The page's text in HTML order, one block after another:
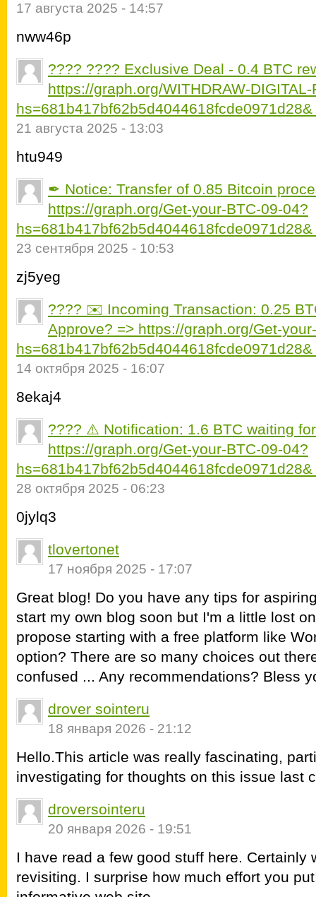
17 августа 2025 - 14:57
nww46p
???? ???? Exclusive Deal - 0.4 BTC
https://graph.org/WITHDRAW-
21 августа 2025 - 13:03
htu949
✒ Notice: Transfer of 0.85 Bitcoin
https://graph.org/Get-your-BTC-09-04?
23 сентября 2025 - 10:53
zj5yeg
???? ✉️ Incoming Transaction: 0.25
Approve? => https://graph.org/Get-
14 октября 2025 - 16:07
8ekaj4
???? ⚠️ Notification: 1.6 BTC waiting
https://graph.org/Get-your-BTC-09-04?
28 октября 2025 - 06:23
0jylq3
tlovertonet
17 ноября 2025 - 17:07
Great blog! Do you have any tips for
start my own blog soon but I'm a little lost
propose starting with a free platform like
option? There are so many choices out
confused ... Any recommendations? Bless
drover sointeru
18 января 2026 - 21:12
Hello.This article was really fascinating,
investigating for thoughts on this issue last
droversointeru
20 января 2026 - 19:51
I have read a few good stuff here. Certainly
revisiting. I surprise how much effort you